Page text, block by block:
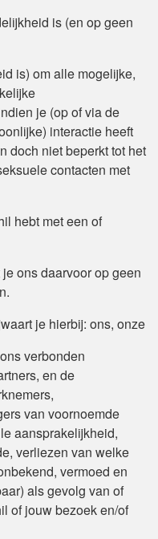
is (en op geen
is) om alle mogelijke,
je (op of via de
interactie heeft
doch niet beperkt tot het
contacten met
hebt met een of
ons daarvoor op geen
je hierbij: ons, onze
verbonden
en de
van voornoemde
aansprakelijkheid,
verliezen van welke
vermoed en
als gevolg van of
of jouw bezoek en/of